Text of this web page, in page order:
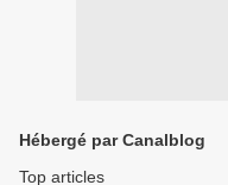
Hébergé par Canalblog
Top articles